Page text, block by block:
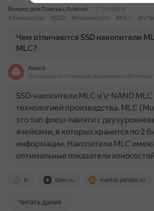
Вопрос для Поиска с Алисой
31 декабря
#Технологии
#SSD #Накопители #MLC #V-
Чем отличаются SSD накопители
MLC?
Алиса
На основе источников, возможны
0 dzen.ru market.yandex.ru
SSD-накопители MLC и V-NAND
технологией производства. MLC
это тип флеш-памяти с
ячейками, в которых хранится по 2
информации. Накопители MLC
оптимальные показатели
Читать далее